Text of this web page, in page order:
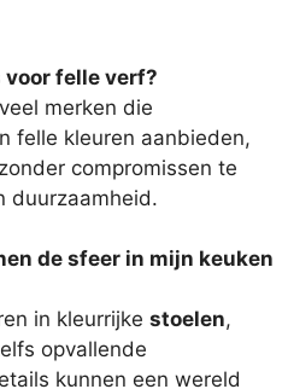
felle verf?
merken die
felle kleuren aanbieden,
compromissen te
duurzaamheid.
de sfeer in mijn keuken
in kleurrijke stoelen,
opvallende
kunnen een wereld